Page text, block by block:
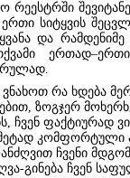
რეესტრში
სიტყვის
და
ერთად–ერთი
რა ხდება
ზოგჯერ
ჩვენ ფაქტიურად
კომფორტული
ჩვენი
გინება ჩვენ